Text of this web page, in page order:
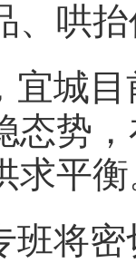
、哄
宜城
态势
求平
班将